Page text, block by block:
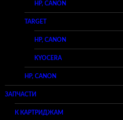
HP, CANON
TARGET
HP, CANON
KYOCERA
HP, CANON
ЗАПЧАСТИ
К КАРТРИДЖАМ